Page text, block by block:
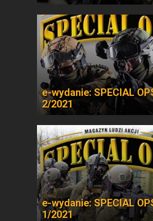
e-wydanie: SPECIAL
2/2021
e-wydanie: SPECIAL
1/2021